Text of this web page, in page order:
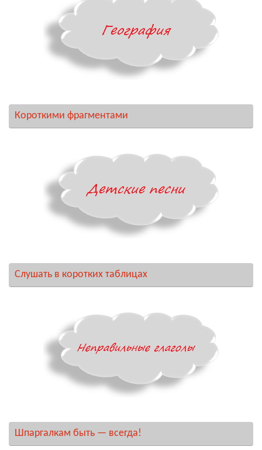
Короткими фрагментами
Слушать в коротких таблицах
Шпаргалкам быть — всегда!